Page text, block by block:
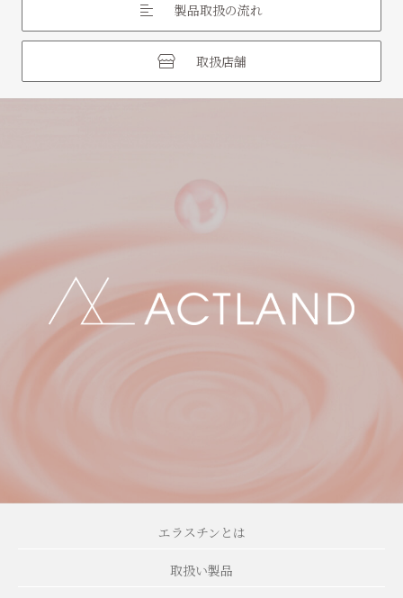
製品取扱の流れ
取扱店舗
エラスチンとは
取扱い製品